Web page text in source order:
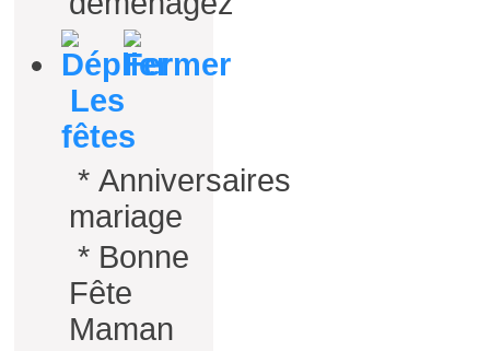
Les
fêtes
* Anniversaires
mariage
* Bonne
Fête
Maman